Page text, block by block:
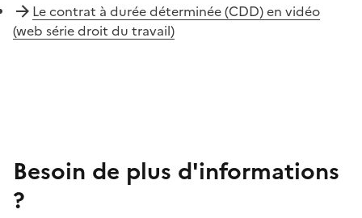
Le contrat à durée déterminée (CDD) en vidéo
(web série droit du travail)
Besoin de plus d'informations
?